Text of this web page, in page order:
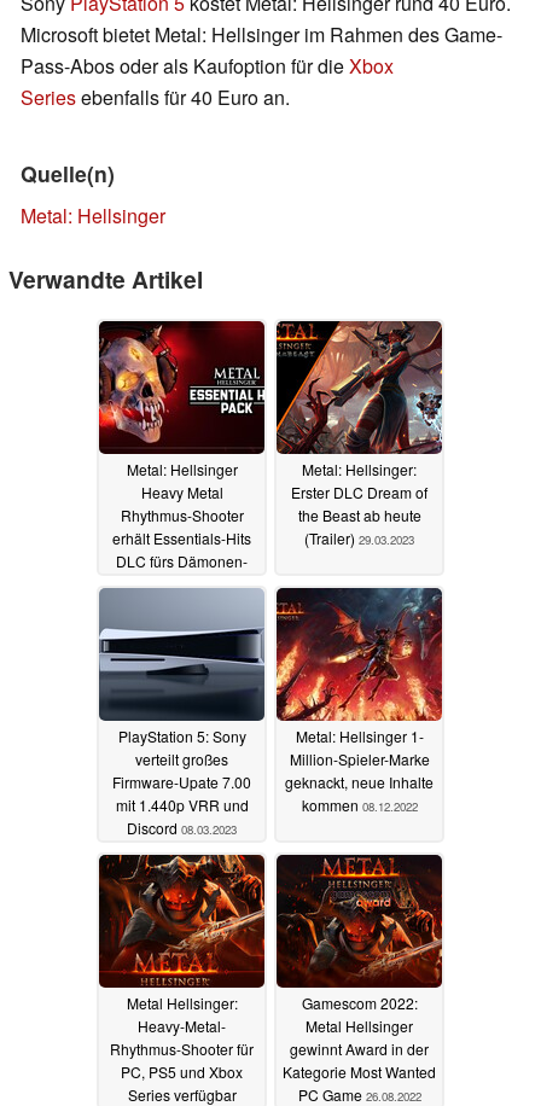
Microsoft bietet Metal: Hellsinger im Rahmen des Game-
Pass-Abos oder als Kaufoption für dieXbox
Seriesebenfalls für 40 Euro an.
Quelle(n)
Metal: Hellsinger
Verwandte Artikel
Metal: Hellsinger
Heavy Metal
Rhythmus-Shooter
erhält Essentials-Hits
DLC fürs Dämonen-
Schnetzeln31.05.2023
Metal: Hellsinger:
Erster DLC Dream of
the Beast ab heute
(Trailer) 29.03.2023
PlayStation 5: Sony
verteilt großes
Firmware-Upate 7.00
mit 1.440p VRR und
Discord 08.03.2023
Metal: Hellsinger 1-
Million-Spieler-Marke
geknackt, neue Inhalte
kommen 08.12.2022
Metal Hellsinger:
Heavy-Metal-
Rhythmus-Shooter für
PC, PS5 und Xbox
Series verfügbar
Gamescom 2022:
Metal Hellsinger
gewinnt Award in der
Kategorie Most Wanted
PC Game 26.08.2022